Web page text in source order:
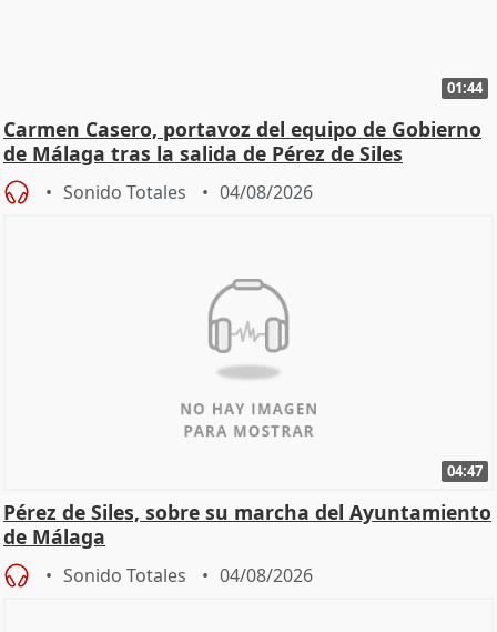
01:44
Carmen Casero, portavoz del equipo de Gobierno
de Málaga tras la salida de Pérez de Siles
Sonido Totales 04/08/2026
04:47
Pérez de Siles, sobre su marcha del Ayuntamiento
de Málaga
Sonido Totales 04/08/2026